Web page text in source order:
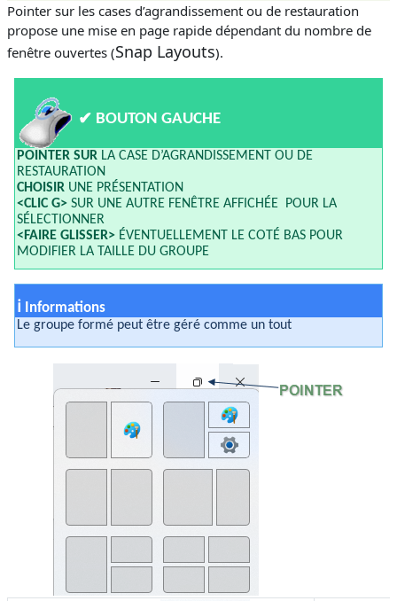
Pointer sur les cases d’agrandissement ou de restauration
propose une mise en page rapide dépendant du nombre de
fenêtre ouvertes (Snap Layouts).
✔ BOUTON GAUCHE
POINTER SUR LA CASE D’AGRANDISSEMENT OU DE
RESTAURATION
CHOISIRUNE PRÉSENTATION
<CLIC G>SUR UNE AUTRE FENÊTRE AFFICHÉE POUR LA
SÉLECTIONNER
<FAIRE GLISSER>ÉVENTUELLEMENT LE COTÉ BAS POUR
MODIFIER LA TAILLE DU GROUPE
ℹ Informations
Le groupe formé peut être géré comme un tout